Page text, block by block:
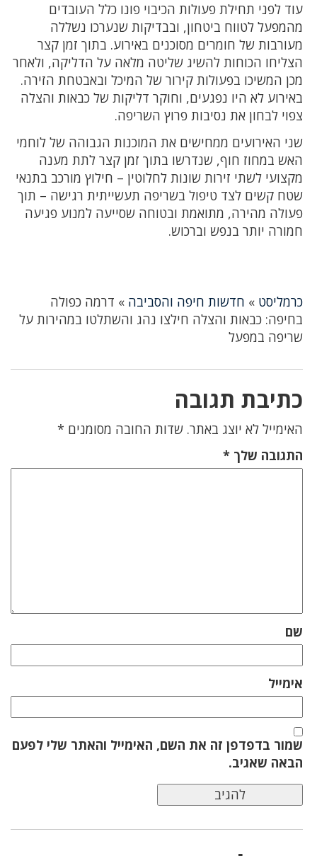
עוד לפני תחילת פעולות הכיבוי פונו כלל העובדים
מהמפעל לטווח ביטחון, ובבדיקות שנערכו נשללה
מעורבות של חומרים מסוכנים באירוע. בתוך זמן קצר
הצליחו הכוחות להשיג שליטה מלאה על הדליקה, ולאחר
מכן המשיכו בפעולות קירור של המיכל ובאבטחת הזירה.
באירוע לא היו נפגעים, וחוקר דליקות של כבאות והצלה
צפוי לבחון את נסיבות פרוץ השריפה.
שני האירועים ממחישים את המוכנות הגבוהה של לוחמי
האש במחוז חוף, שנדרשו בתוך זמן קצר לתת מענה
מקצועי לשתי זירות שונות לחלוטין – חילוץ מורכב בתנאי
שטח קשים לצד טיפול בשריפה תעשייתית רגישה – תוך
פעולה מהירה, מתואמת ובטוחה שסייעה למנוע פגיעה
חמורה יותר בנפש וברכוש.
כרמליסט » חדשות חיפה והסביבה » דרמה כפולה
בחיפה: כבאות והצלה חילצו נהג והשתלטו במהירות על
שריפה במפעל
כתיבת תגובה
האימייל לא יוצג באתר. שדות החובה מסומנים *
התגובה שלך *
שם
אימייל
שמור בדפדפן זה את השם, האימייל והאתר שלי לפעם
הבאה שאגיב.